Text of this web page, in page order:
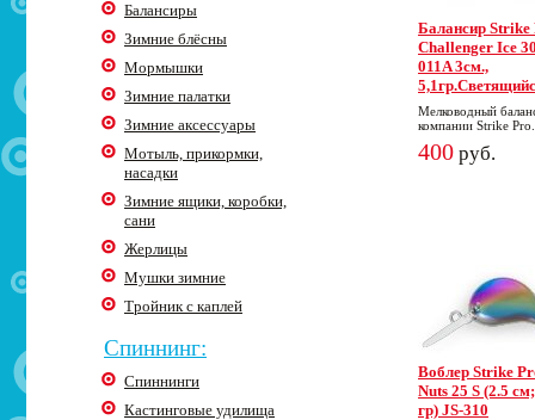
Балансиры
Зимние блёсны
Мормышки
Зимние палатки
Зимние аксессуары
Мотыль, прикормки,
насадки
Зимние ящики, коробки,
сани
Жерлицы
Мушки зимние
Тройник с каплей
Спиннинг:
Спиннинги
Кастинговые удилища
Балансир Strike
Challenger Ice
011A 3cм.,
Мелководный
компании Strike Pro.
400 руб.
Воблер Strike
Nuts 25 S (2.5
гр) JS-310